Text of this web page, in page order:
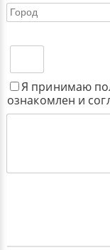
Я принимаю
ознакомлен и